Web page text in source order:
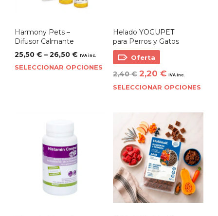
Harmony Pets –
Difusor Calmante
25,50 € – 26,50 € IVA inc.
SELECCIONAR OPCIONES
Helado YOGUPET
para Perros y Gatos
Oferta
2,40€ 2,20 € IVA inc.
SELECCIONAR OPCIONES